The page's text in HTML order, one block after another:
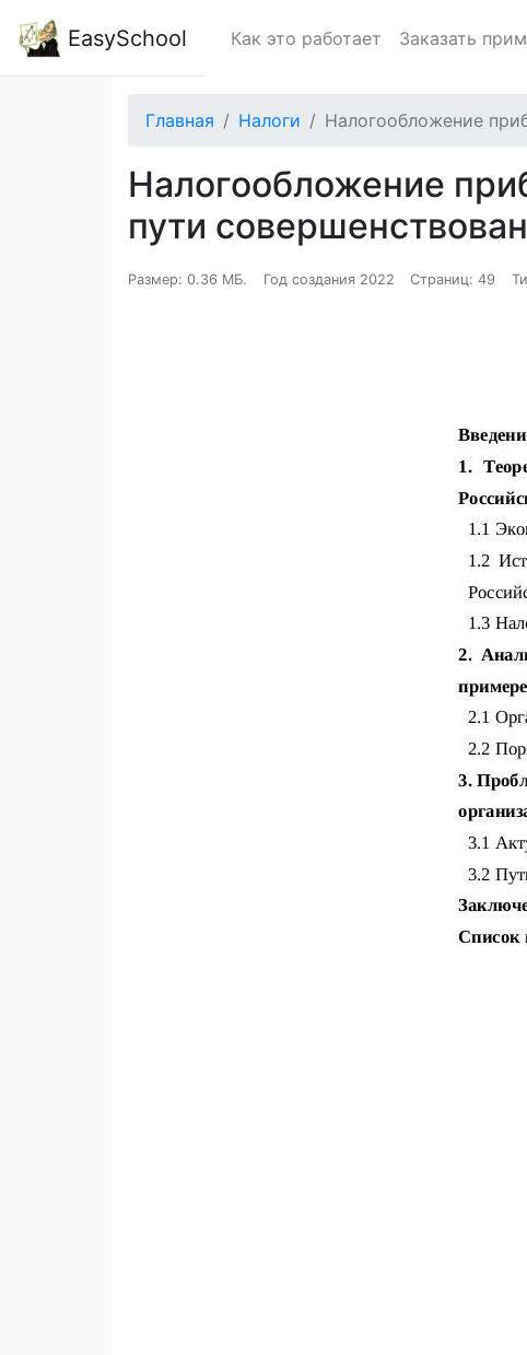
EasySchool Как это работает Заказать
Главная Налоги Налогообложение
Налогообложение
пути
Размер: 0.36 МБ. Год создания 2022 Страниц: 49